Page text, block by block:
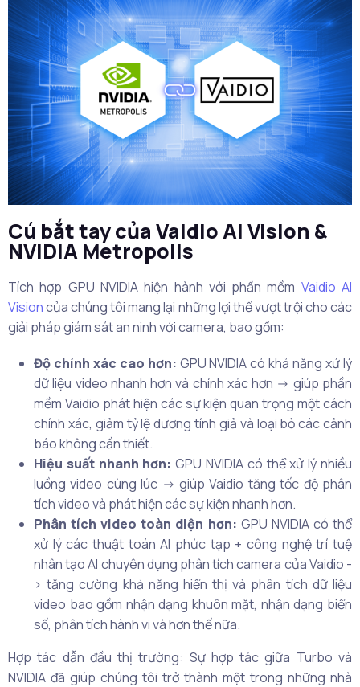
Cú bắt tay của Vaidio AI Vision &
NVIDIA Metropolis
Tích hợp GPU NVIDIA hiện hành với phần mềm Vaidio AI
Visioncủa chúng tôi mang lại những lợi thế vượt trội cho các
giải pháp giám sát an ninh với camera, bao gồm:
Độ chính xác cao hơn: GPU NVIDIA có khả năng xử lý
dữ liệu video nhanh hơn và chính xác hơn -> giúp phần
mềm Vaidio phát hiện các sự kiện quan trọng một cách
chính xác, giảm tỷ lệ dương tính giả và loại bỏ các cảnh
báo không cần thiết.
Hiệu suất nhanh hơn: GPU NVIDIA có thể xử lý nhiều
luồng video cùng lúc -> giúp Vaidio tăng tốc độ phân
tích video và phát hiện các sự kiện nhanh hơn.
Phân tích video toàn diện hơn: GPU NVIDIA có thể
xử lý các thuật toán AI phức tạp + công nghệ trí tuệ
nhân tạo AI chuyên dụng phân tích camera của Vaidio -
> tăng cường khả năng hiển thị và phân tích dữ liệu
video bao gồm nhận dạng khuôn mặt, nhận dạng biển
số, phân tích hành vi và hơn thế nữa.
Hợp tác dẫn đầu thị trường: Sự hợp tác giữa Turbo và
NVIDIA đã giúp chúng tôi trở thành một trong những nhà